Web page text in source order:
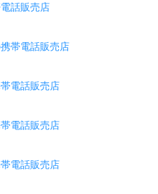
話販売店
帯電話販売店
電話販売店
電話販売店
電話販売店